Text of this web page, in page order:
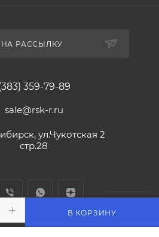
В КОРЗИНУ
РАССЫЛКУ
359-79-89
sale@rsk-r.ru
ул.Чукотская 2
стр.28